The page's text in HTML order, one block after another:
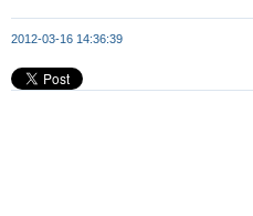
2012-03-16 14:36:39